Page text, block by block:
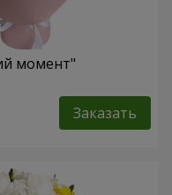
момент"
Заказать